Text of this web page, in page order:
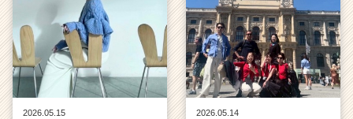
2026.05.15
2026.05.14